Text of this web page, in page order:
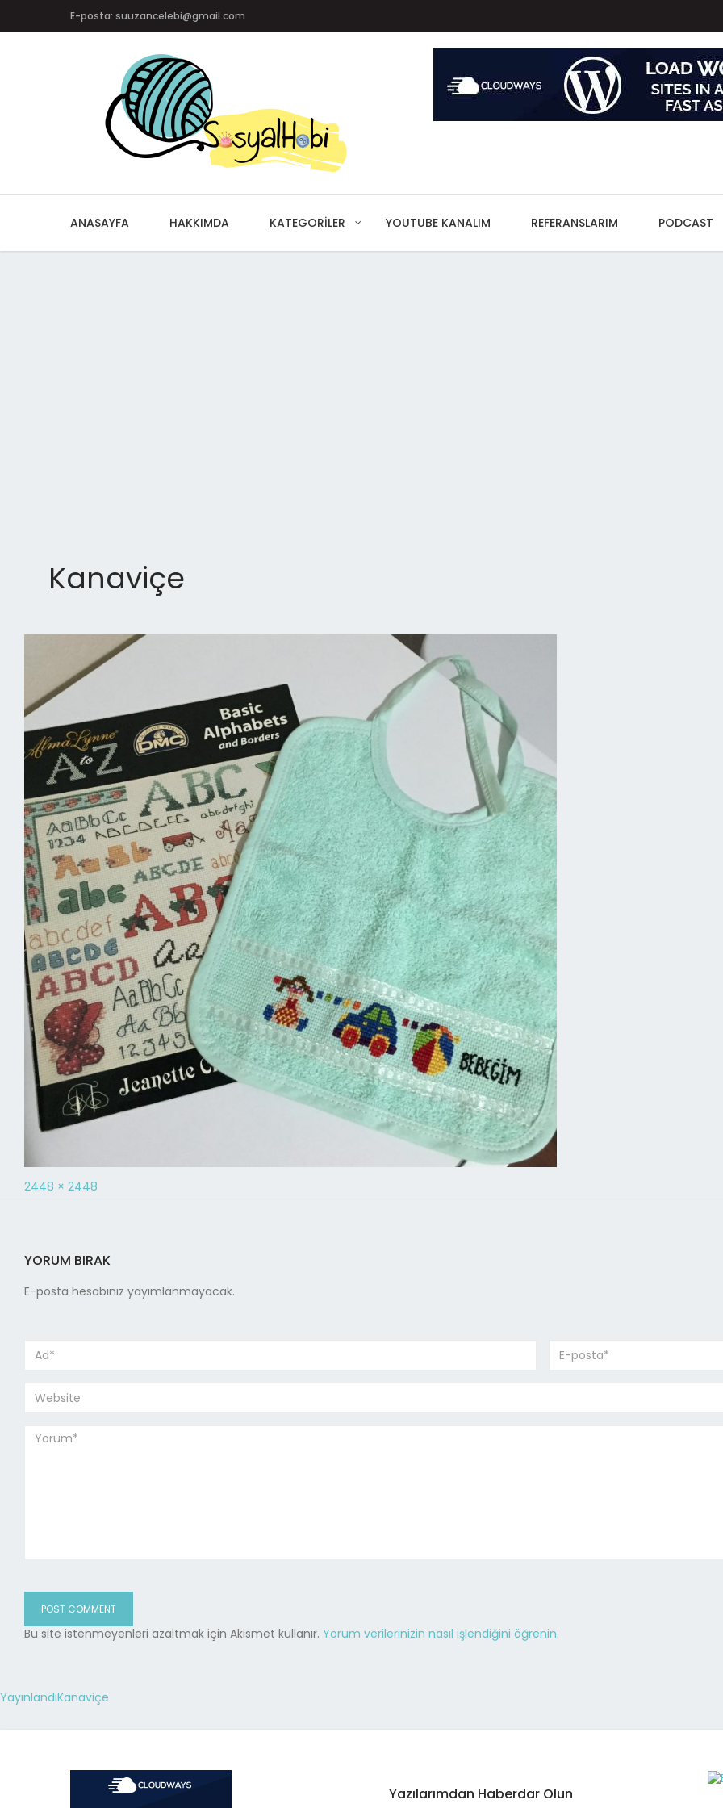
E-posta: suuzancelebi@gmail.com
ANASAYFA HAKKIMDA KATEGORILER YOUTUBE KANALIM REFERANSLARIM PODCAST
Kanaviçe
2448 × 2448
YORUM BIRAK
E-posta hesabınız yayımlanmayacak.
Bu site istenmeyenleri azaltmak için Akismet kullanır. Yorum verilerinizin nasıl işlendiğini öğrenin.
YayınlandıKanaviçe
Yazılarımdan Haberdar Olun